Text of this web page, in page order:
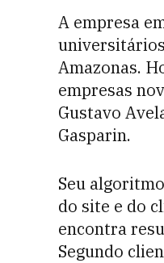
A empresa
Amazonas.
empresas
Gustavo
Gasparin.
Seu
do site e do
encontra
Segundo